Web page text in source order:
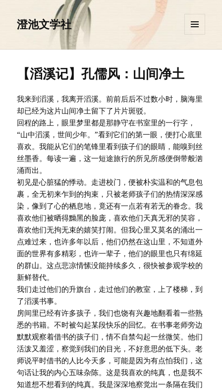
澄池文学社
挂件
【滔溪记】孔儒风：山间净土
我来到滔溪，我离开滔溪。前前后后不过数小时，脑海里
却已经为这片山间净土留下了片片斑驳。
回程的路上，眼里梦里都是那静守在书室里的一行字，
“山中滔溪，世间少年。”看到它们的第一眼，便打心底里
喜欢。我能从它们的笔锋里看到孩子们的眼睛，能嗅到丝
丝墨香。每读一遍，这一短途旅行的所见所感便倒带般汹
涌而出。
初见是心脏猛的悸动。走进校门，便被朴实温和的气息包
裹，全无初来乍到的拘束，只被老师孩子们的热情深深感
染，像到了心的栖息地，竟还有一点若有若无的眷念。我
喜欢他们被晒得黝黑的脸庞，喜欢他们天真无邪的笑容，
喜欢他们无拘无束的嬉笑打闹。但我心里又莫名的涌出一
点难过来，也许多年以后，他们仍然在这山里，不知道外
面的世界有多精彩，也许一辈子，他们的眼里也只有绵延
的群山。这点悲凉情愫没能持续多久，很快被参观学校的
新鲜替代。
我们走过他们的升旗台，走过他们的教室，上了楼梯，到
了滔溪书事。
房间里已经有许多孩子，我们也饶有兴趣地翻看着一些熟
悉的书籍。不时被勾起某段快乐的回忆。在书事老师旁边
默默观察着借书的孩子们，情不自禁勾起一丝微笑。他们
活泼又羞涩，察觉到我们的目光，不好意思的低下头。老
师说平时借书的人比今天多，可能是因为有点怕我们，这
句话让我的内心五味杂陈。这是我喜欢的纯真，也是我不
知道想不想看到的纯真。我是深深地察觉出一条隔在我们